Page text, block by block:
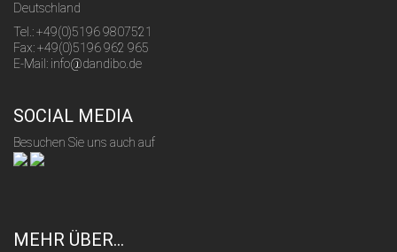
Deutschland
Tel.: +49(0)5196 9807521
Fax: +49(0)5196 962 965
E-Mail: info@dandibo.de
SOCIAL MEDIA
Besuchen Sie uns auch auf
MEHR ÜBER...